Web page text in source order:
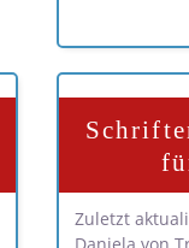
Zuletzt